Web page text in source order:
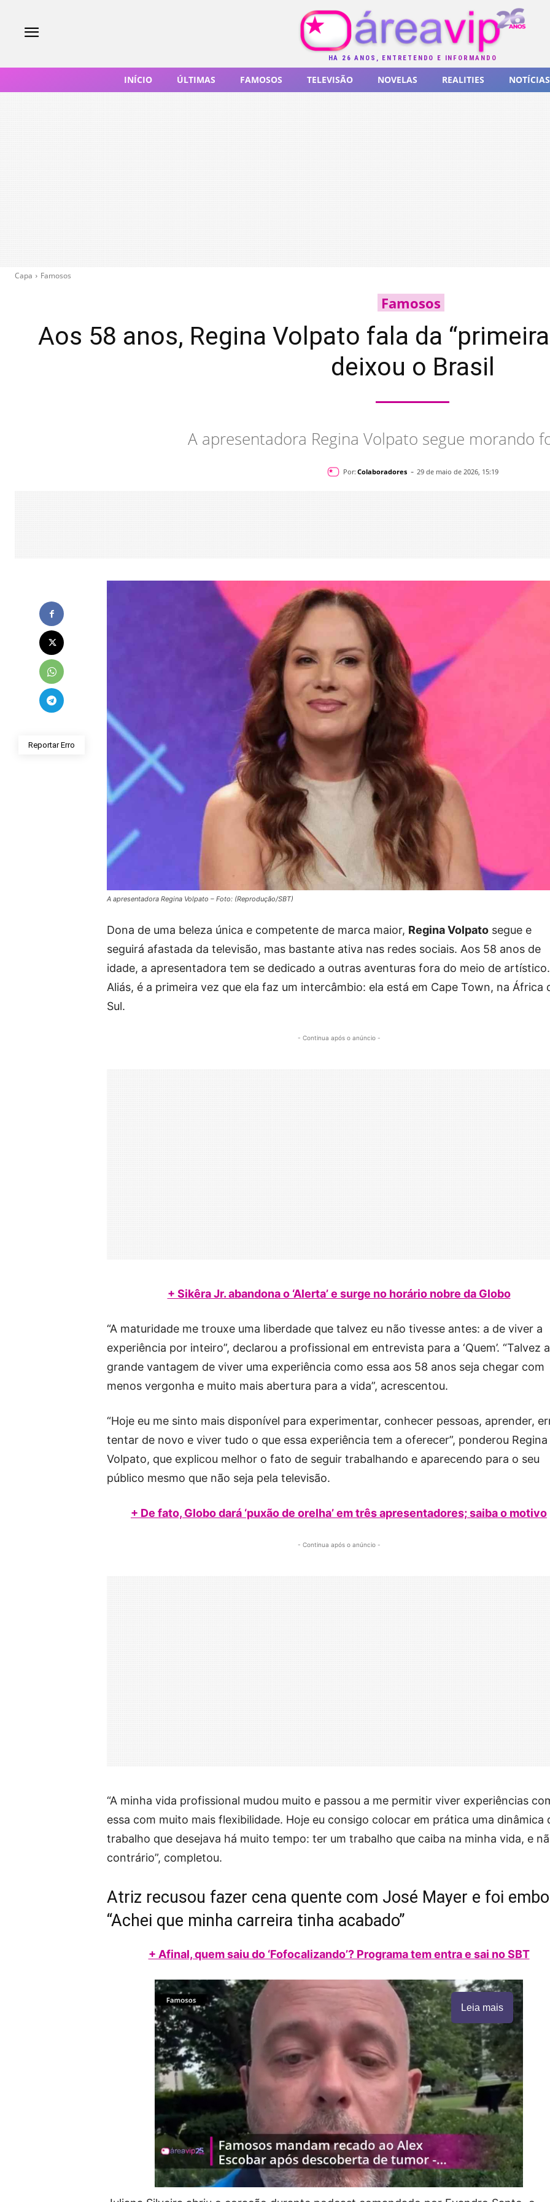
HÁ 26 ANOS, ENTRETENDO E INFORMANDO
INÍCIO ÚLTIMAS FAMOSOS TELEVISÃO NOVELAS REALITIES NOTÍCIAS
Capa Famosos
Famosos
Aos 58 anos, Regina Volpato fala da
deixou o Brasil
A apresentadora Regina Volpato segue morando
Por: Colaboradores - 29 de maio de 2026, 15:19
Reportar Erro
A apresentadora Regina Volpato – Foto: (Reprodução/SBT)
Dona de uma beleza única e competente de marca maior, Regina Volpato segue e
seguirá afastada da televisão, mas bastante ativa nas redes sociais. Aos 58 anos de
idade, a apresentadora tem se dedicado a outras aventuras fora do meio de artístico.
Aliás, é a primeira vez que ela faz um intercâmbio: ela está em Cape Town, na África
Sul.
- Continua após o anúncio -
+ Sikêra Jr. abandona o ‘Alerta’ e surge no horário nobre da Globo
“A maturidade me trouxe uma liberdade que talvez eu não tivesse antes: a de viver a
experiência por inteiro”, declarou a profissional em entrevista para a ‘Quem’. “Talvez a
grande vantagem de viver uma experiência como essa aos 58 anos seja chegar com
menos vergonha e muito mais abertura para a vida”, acrescentou.
“Hoje eu me sinto mais disponível para experimentar, conhecer pessoas, aprender,
tentar de novo e viver tudo o que essa experiência tem a oferecer”, ponderou Regina
Volpato, que explicou melhor o fato de seguir trabalhando e aparecendo para o seu
público mesmo que não seja pela televisão.
+ De fato, Globo dará ‘puxão de orelha’ em três apresentadores; saiba o motivo
- Continua após o anúncio -
“A minha vida profissional mudou muito e passou a me permitir viver experiências
essa com muito mais flexibilidade. Hoje eu consigo colocar em prática uma dinâmica
trabalho que desejava há muito tempo: ter um trabalho que caiba na minha vida, e
contrário”, completou.
Atriz recusou fazer cena quente com José Mayer e foi
“Achei que minha carreira tinha acabado”
+ Afinal, quem saiu do ‘Fofocalizando’? Programa tem entra e sai no SBT
Leia mais